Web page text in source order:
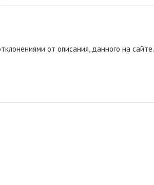
от описания, данного на сайте.